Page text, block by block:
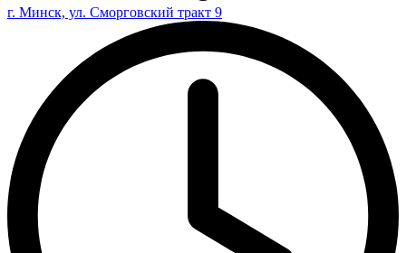
г. Минск, ул. Сморговский тракт 9